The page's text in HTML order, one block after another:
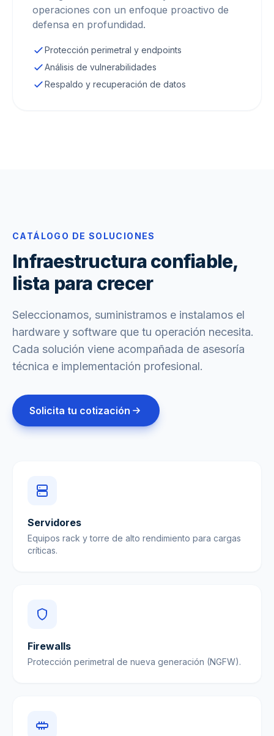
operaciones con un enfoque proactivo de
defensa en profundidad.
Protección perimetral y endpoints
Análisis de vulnerabilidades
Respaldo y recuperación de datos
CATÁLOGO DE SOLUCIONES
Infraestructura confiable,
lista para crecer
Seleccionamos, suministramos e instalamos el
hardware y software que tu operación necesita.
Cada solución viene acompañada de asesoría
técnica e implementación profesional.
Solicita tu cotización
Servidores
Equipos rack y torre de alto rendimiento para cargas
críticas.
Firewalls
Protección perimetral de nueva generación (NGFW).